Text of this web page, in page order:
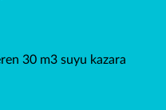
30 m3 suyu kazara